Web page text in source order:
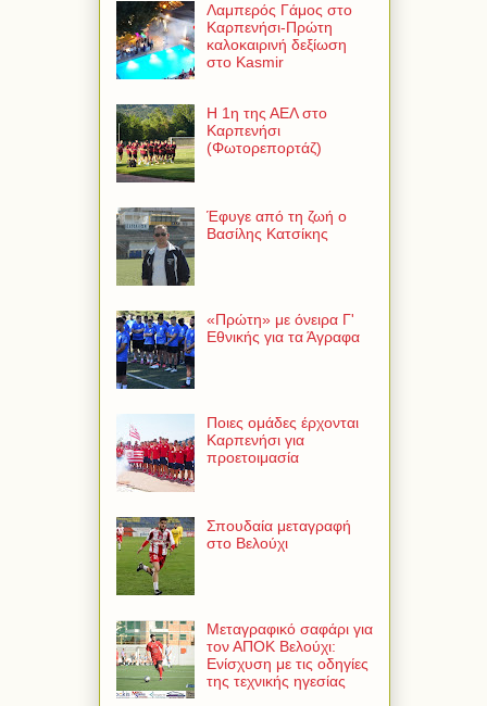
Λαμπερός Γάμος στο
Καρπενήσι-Πρώτη
καλοκαιρινή δεξίωση
στο Kasmir
Η 1η της ΑΕΛ στο
Καρπενήσι
(Φωτορεπορτάζ)
Έφυγε από τη ζωή ο
Βασίλης Κατσίκης
«Πρώτη» με όνειρα Γ'
Εθνικής για τα Άγραφα
Ποιες ομάδες έρχονται
Καρπενήσι για
προετοιμασία
Σπουδαία μεταγραφή
στο Βελούχι
Μεταγραφικό σαφάρι για
τον ΑΠΟΚ Βελούχι:
Ενίσχυση με τις οδηγίες
της τεχνικής ηγεσίας